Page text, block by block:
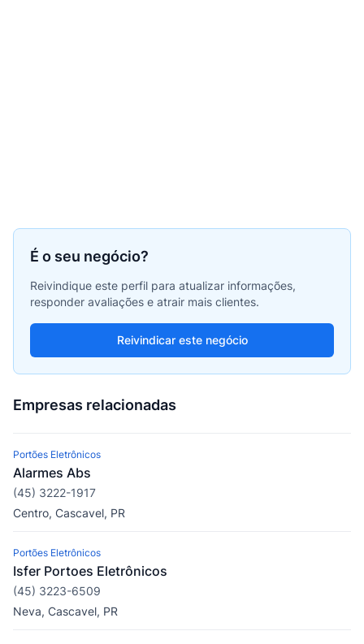
É o seu negócio?
Reivindique este perfil para atualizar informações,
responder avaliações e atrair mais clientes.
Reivindicar este negócio
Empresas relacionadas
Portões Eletrônicos
Alarmes Abs
(45) 3222-1917
Centro, Cascavel, PR
Portões Eletrônicos
Isfer Portoes Eletrônicos
(45) 3223-6509
Neva, Cascavel, PR